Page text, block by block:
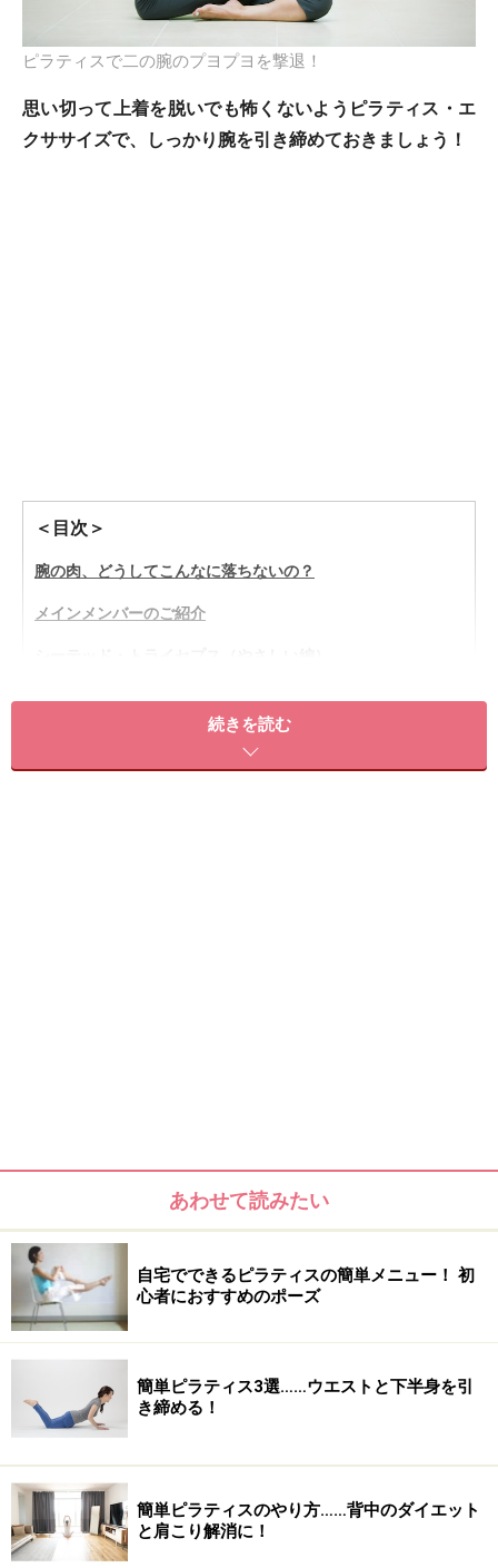
ピラティスで二の腕のプヨプヨを撃退！
思い切って上着を脱いでも怖くないようピラティス・エ
クササイズで、しっかり腕を引き締めておきましょう！
＜目次＞
腕の肉、どうしてこんなに落ちないの？
メインメンバーのご紹介
シーテッド・トライセプス
摂取する栄養に対して使う筋肉の消費エネルギー
ちろんですが、これは部分的な筋肉にも当てはまりま
す。
二の腕も然り。
腕の表側をつまんでみても余分なお肉ってあまりないの
続きを読む
あわせて読みたい
自宅でできるピラティスの簡単メニュー！ 初
心者におすすめのポーズ
簡単ピラティス3選……ウエストと下半身を引
き締める！
簡単ピラティスのやり方……背中のダイエット
と肩こり解消に！